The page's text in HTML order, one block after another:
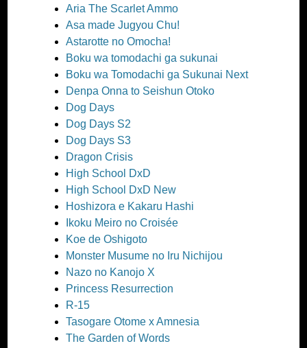
Aria The Scarlet Ammo
Asa made Jugyou Chu!
Astarotte no Omocha!
Boku wa tomodachi ga sukunai
Boku wa Tomodachi ga Sukunai Next
Denpa Onna to Seishun Otoko
Dog Days
Dog Days S2
Dog Days S3
Dragon Crisis
High School DxD
High School DxD New
Hoshizora e Kakaru Hashi
Ikoku Meiro no Croisée
Koe de Oshigoto
Monster Musume no Iru Nichijou
Nazo no Kanojo X
Princess Resurrection
R-15
Tasogare Otome x Amnesia
The Garden of Words